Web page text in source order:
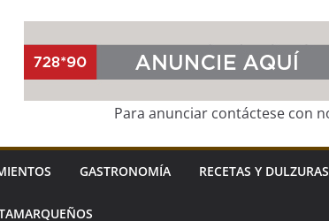
Para anunciar contáctese con
GASTRONOMÍA RECETAS Y DULZURAS